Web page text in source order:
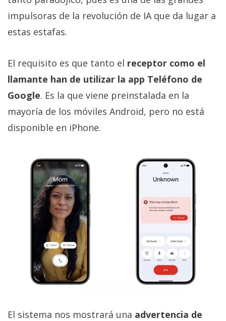
impulsoras de la revolución de IA que da lugar a
estas estafas.
El requisito es que tanto el receptor como el
llamante han de utilizar la app Teléfono de
Google. Es la que viene preinstalada en la
mayoría de los móviles Android, pero no está
disponible en iPhone.
El sistema nos mostrará una advertencia de